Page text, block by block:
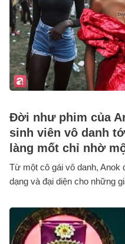
Đời như phim của
sinh viên vô danh
làng mốt chỉ nhờ
Từ một cô gái vô danh,
dạng và đại diện cho những